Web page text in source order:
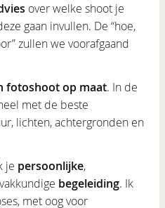
over welke shoot je
gaan invullen. De “hoe,
zullen we voorafgaand
fotoshoot op maat. In de
met de beste
lichten, achtergronden en
je persoonlijke,
begeleiding. Ik
met oog voor